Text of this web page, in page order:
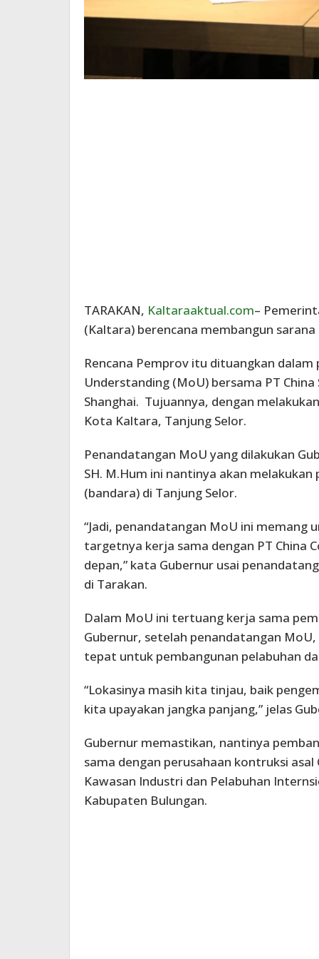
TARAKAN, Kaltaraaktual.com–
(Kaltara) berencana membangun
Rencana Pemprov itu dituangkan
Understanding (MoU) bersama PT
Shanghai. Tujuannya, dengan
Kota Kaltara, Tanjung Selor.
Penandatangan MoU yang dilakukan
SH. M.Hum ini nantinya akan
(bandara) di Tanjung Selor.
“Jadi, penandatangan MoU ini
targetnya kerja sama dengan PT China
depan,” kata Gubernur usai
di Tarakan.
Dalam MoU ini tertuang kerja sama
Gubernur, setelah penandatangan
tepat untuk pembangunan pelabuhan
“Lokasinya masih kita tinjau, baik
kita upayakan jangka panjang,” jelas
Gubernur memastikan, nantinya
sama dengan perusahaan kontruksi
Kawasan Industri dan Pelabuhan
Kabupaten Bulungan.